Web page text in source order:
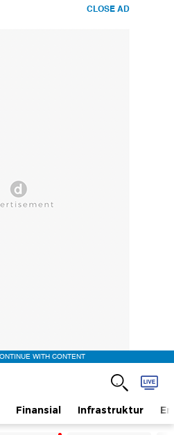
CLOSE AD
WITH CONTENT
Finansial Infrastruktur